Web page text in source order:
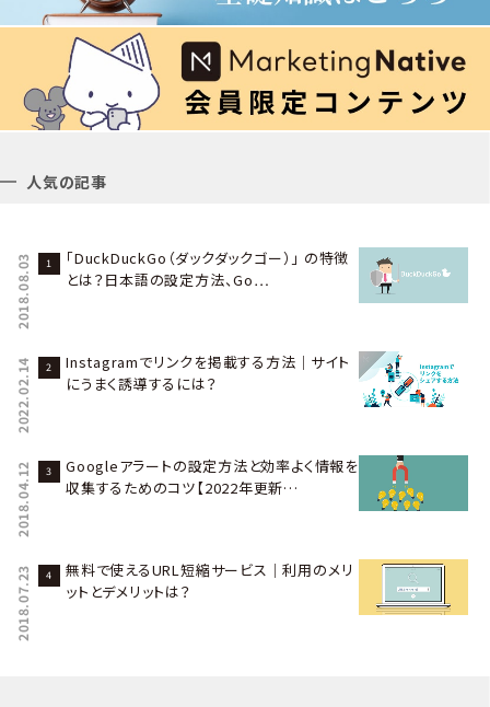
人気の記事
2018.08.03
「DuckDuckGo（ダックダックゴー）」 の特徴
とは？日本語の設定方法、Go…
2022.02.14
Instagramでリンクを掲載する方法｜サイト
にうまく誘導するには？
2018.04.12
Googleアラートの設定方法と効率よく情報を
収集するためのコツ【2022年更新…
2018.07.23
無料で使えるURL短縮サービス｜利用のメリ
ットとデメリットは？